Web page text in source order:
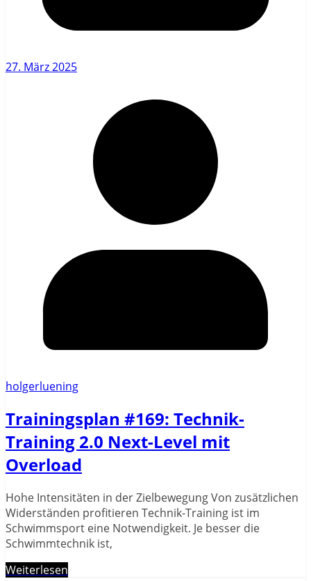
27. März 2025
holgerluening
Trainingsplan #169: Technik-
Training 2.0 Next-Level mit
Overload
Hohe Intensitäten in der Zielbewegung Von zusätzlichen
Widerständen profitieren Technik-Training ist im
Schwimmsport eine Notwendigkeit. Je besser die
Schwimmtechnik ist,
Weiterlesen